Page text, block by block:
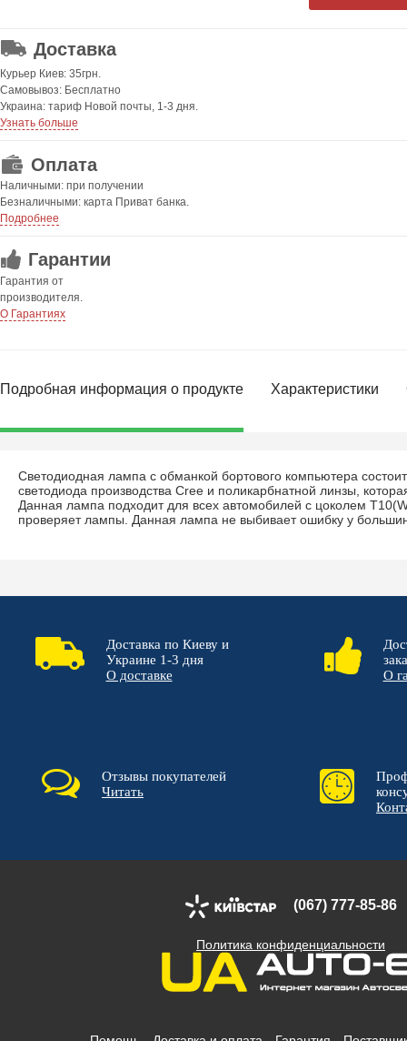
Доставка
Курьер Киев: 35грн.
Самовывоз: Бесплатно
Украина: тариф Новой почты, 1-3 дня.
Узнать больше
Оплата
Наличными: при получении
Безналичными: карта Приват банка.
Подробнее
Гарантии
Гарантия от
производителя.
О Гарантиях
Подробная информация о продукте Характеристики
Светодиодная лампа с обманкой бортового компьютера состоит
светодиода производства Cree и поликарбнатной линзы,
Данная лампа подходит для всех автомобилей с цоколем
проверяет лампы. Данная лампа не выбивает ошибку у
Доставка по Киеву и
Украине 1-3 дня
О доставке
О
Отзывы покупателей
Читать
(067) 777-85-86
Политика конфиденциальности